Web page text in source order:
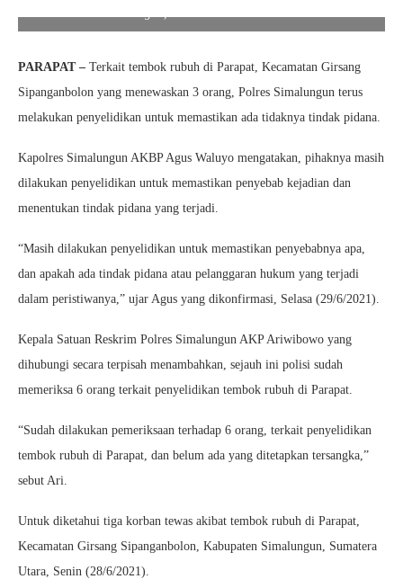
PARAPAT – Terkait tembok rubuh di Parapat, Kecamatan Girsang
Sipanganbolon yang menewaskan 3 orang, Polres Simalungun terus
melakukan penyelidikan untuk memastikan ada tidaknya tindak pidana.
Kapolres Simalungun AKBP Agus Waluyo mengatakan, pihaknya masih
dilakukan penyelidikan untuk memastikan penyebab kejadian dan
menentukan tindak pidana yang terjadi.
“Masih dilakukan penyelidikan untuk memastikan penyebabnya apa,
dan apakah ada tindak pidana atau pelanggaran hukum yang terjadi
dalam peristiwanya,” ujar Agus yang dikonfirmasi, Selasa (29/6/2021).
Kepala Satuan Reskrim Polres Simalungun AKP Ariwibowo yang
dihubungi secara terpisah menambahkan, sejauh ini polisi sudah
memeriksa 6 orang terkait penyelidikan tembok rubuh di Parapat.
“Sudah dilakukan pemeriksaan terhadap 6 orang, terkait penyelidikan
tembok rubuh di Parapat, dan belum ada yang ditetapkan tersangka,”
sebut Ari.
Untuk diketahui tiga korban tewas akibat tembok rubuh di Parapat,
Kecamatan Girsang Sipanganbolon, Kabupaten Simalungun, Sumatera
Utara, Senin (28/6/2021).